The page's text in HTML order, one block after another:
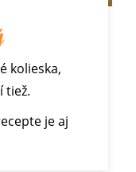
kolieska,
tiež.
je aj